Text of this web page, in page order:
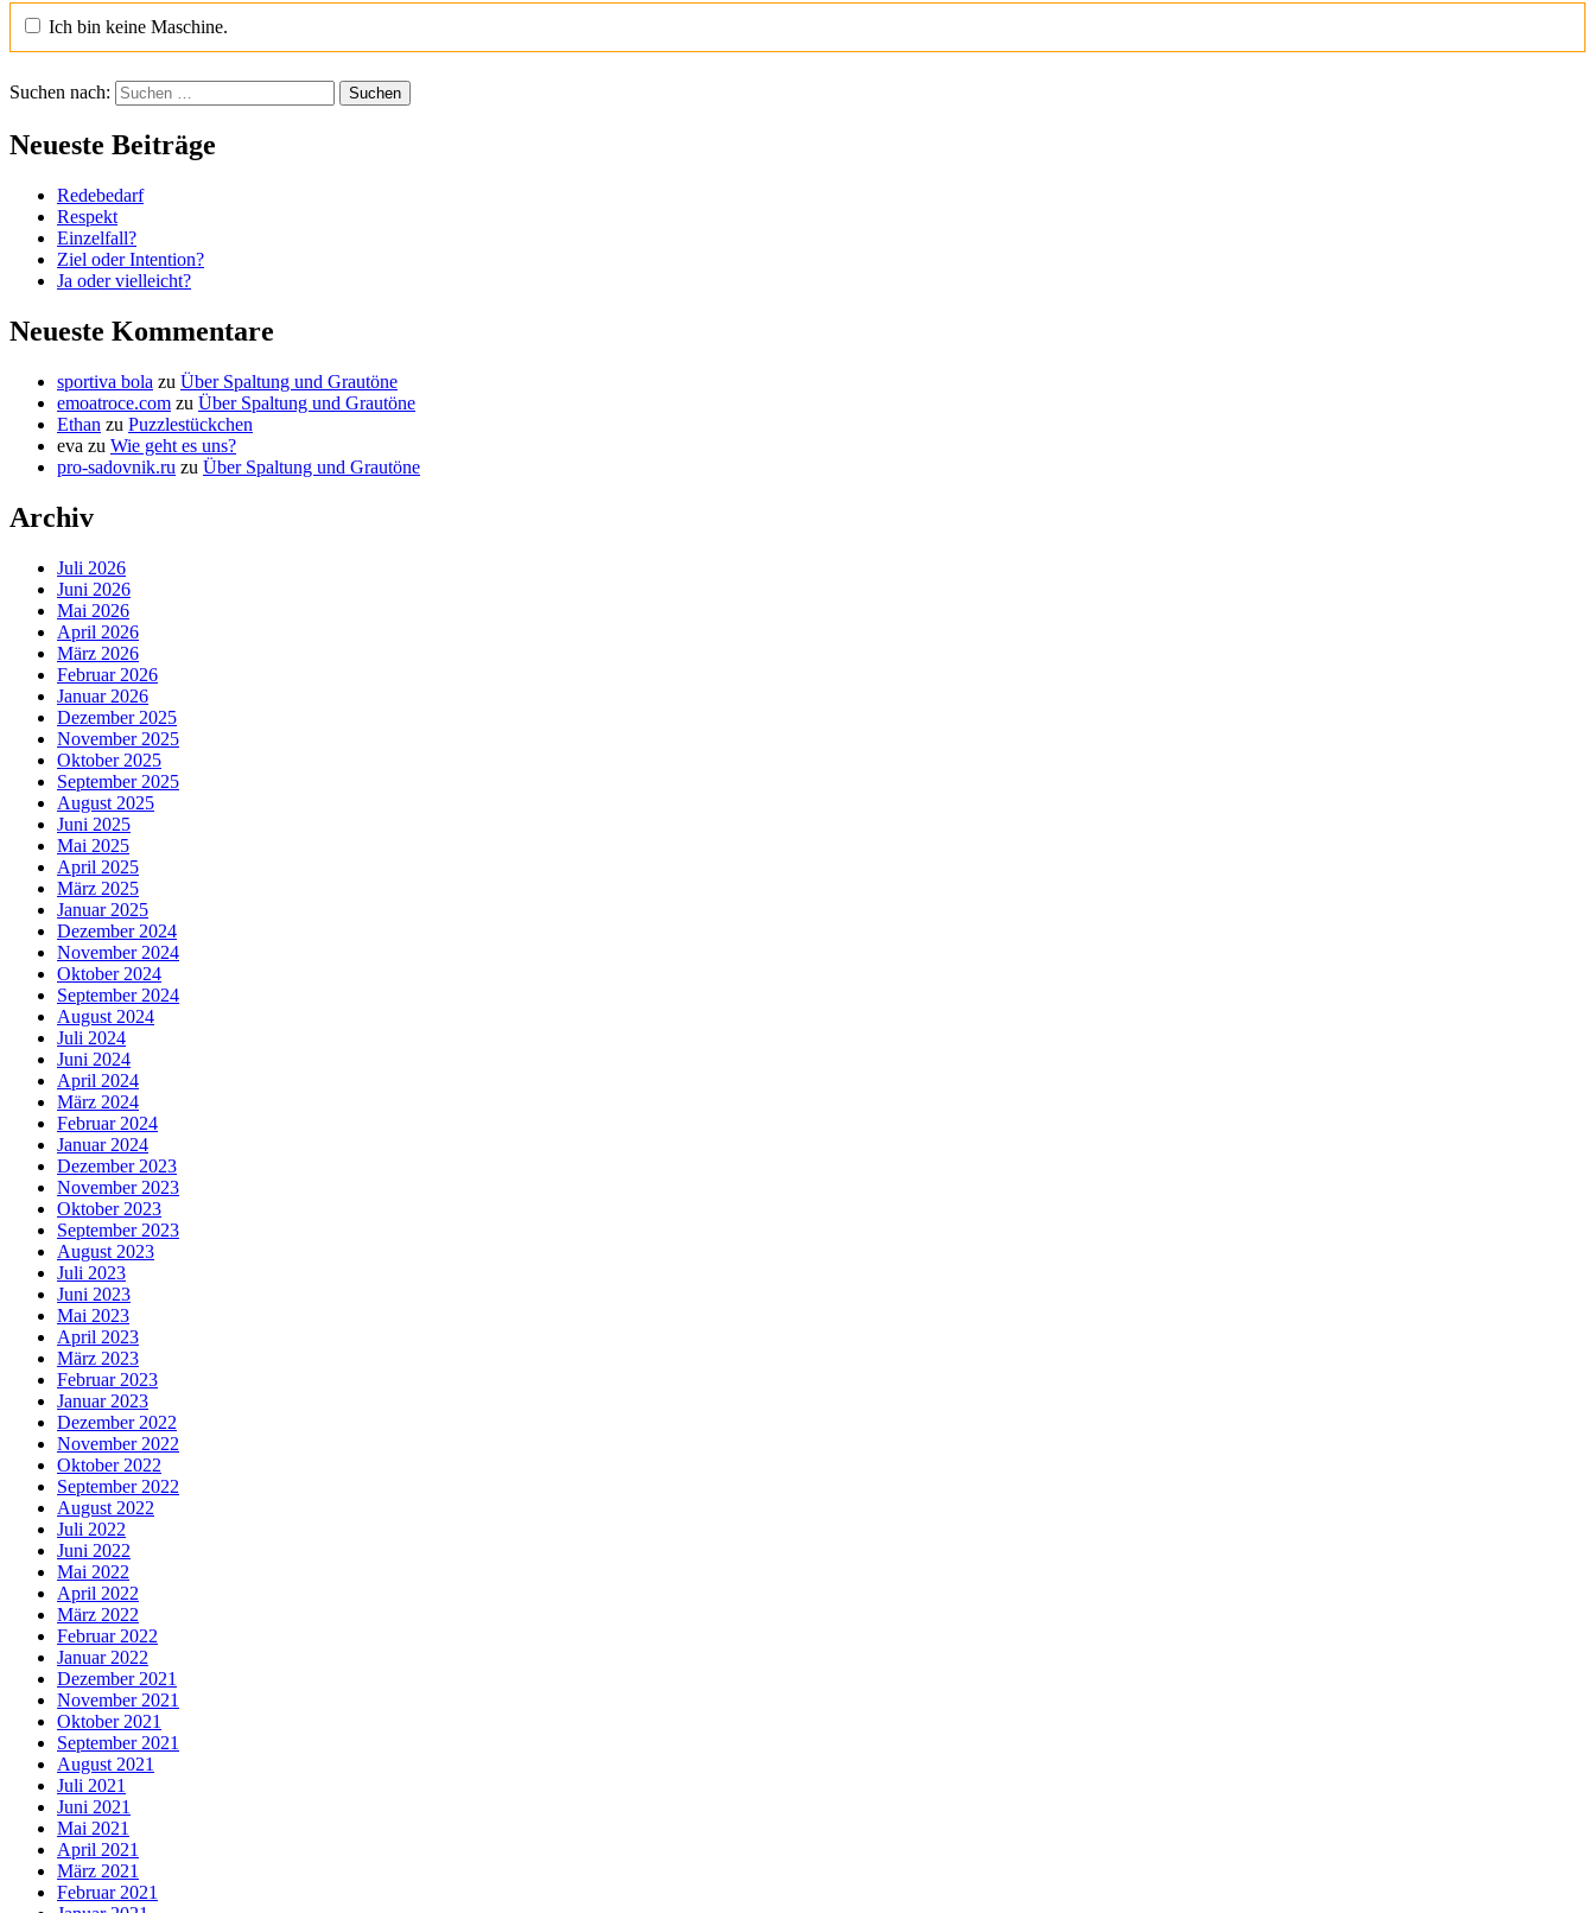
Ich bin keine Maschine.
Suchen nach:
Neueste Beiträge
Redebedarf
Respekt
Einzelfall?
Ziel oder Intention?
Ja oder vielleicht?
Neueste Kommentare
sportiva bola zu Über Spaltung und Grautöne
emoatroce.com zu Über Spaltung und Grautöne
Ethan zu Puzzlestückchen
eva zu Wie geht es uns?
pro-sadovnik.ru zu Über Spaltung und Grautöne
Archiv
Juli 2026
Juni 2026
Mai 2026
April 2026
März 2026
Februar 2026
Januar 2026
Dezember 2025
November 2025
Oktober 2025
September 2025
August 2025
Juni 2025
Mai 2025
April 2025
März 2025
Januar 2025
Dezember 2024
November 2024
Oktober 2024
September 2024
August 2024
Juli 2024
Juni 2024
April 2024
März 2024
Februar 2024
Januar 2024
Dezember 2023
November 2023
Oktober 2023
September 2023
August 2023
Juli 2023
Juni 2023
Mai 2023
April 2023
März 2023
Februar 2023
Januar 2023
Dezember 2022
November 2022
Oktober 2022
September 2022
August 2022
Juli 2022
Juni 2022
Mai 2022
April 2022
März 2022
Februar 2022
Januar 2022
Dezember 2021
November 2021
Oktober 2021
September 2021
August 2021
Juli 2021
Juni 2021
Mai 2021
April 2021
März 2021
Februar 2021